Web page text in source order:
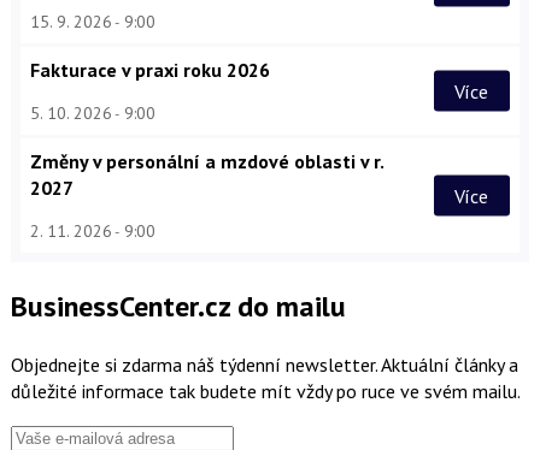
15. 9. 2026 9:00
Fakturace v praxi roku 2026
5. 10. 2026 9:00
Více
Změny v personální a mzdové oblasti v r.
2027
2. 11. 2026 9:00
Více
BusinessCenter.cz do mailu
Objednejte si zdarma náš týdenní newsletter. Aktuální články a
důležité informace tak budete mít vždy po ruce ve svém mailu.